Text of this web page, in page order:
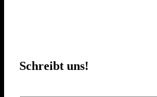
Schreibt uns!